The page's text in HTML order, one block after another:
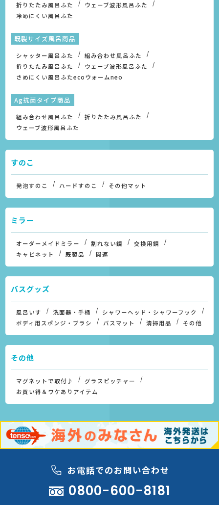
折りたたみ風呂ふた
ウェーブ波形風呂ふた
冷めにくい風呂ふた
既製サイズ風呂商品
シャッター風呂ふた
組み合わせ風呂ふた
折りたたみ風呂ふた
ウェーブ波形風呂ふた
さめにくい風呂ふたecoウォームneo
Ag抗菌タイプ商品
組み合わせ風呂ふた
折りたたみ風呂ふた
ウェーブ波形風呂ふた
すのこ
発泡すのこ ハードすのこ その他マット
ミラー
オーダーメイドミラー 割れない鏡
交換用鏡
キャビネット
既製品 関連
バスグッズ
風呂いす 洗面器・手桶
シャワーヘッド・シャワーフック
ボディ用スポンジ・ブラシ
バスマット 清掃用品 その他
その他
マグネットで取付♪
グラスピッチャー
お買い得＆ワケありアイテム
お電話でのお問い合わせ
0800-600-8181